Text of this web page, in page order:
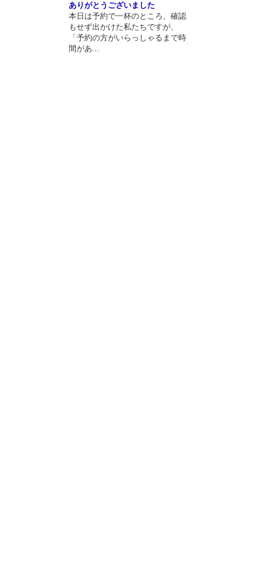
ありがとうございました
本日は予約で一杯のところ、確認
もせず出かけた私たちですが、
「予約の方がいらっしゃるまで時
間があ...